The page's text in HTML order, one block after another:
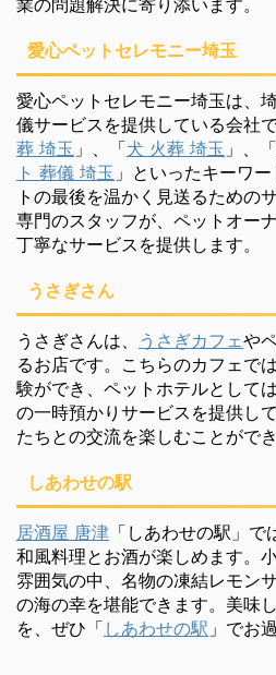
業の問題解決に寄り添います。
愛心ペットセレモニー埼玉
愛心ペットセレモニー埼玉は、
儀サービスを提供している会社
葬 埼玉 」、「犬 火葬 埼玉 」、「
ト 葬儀 埼玉 」といったキーワ
トの最後を温かく見送るための
専門のスタッフが、ペットオー
丁寧なサービスを提供します。
うさぎさん
うさぎさんは、 うさぎカフェや
るお店です。こちらのカフェで
験ができ、ペットホテルとして
の一時預かりサービスを提供し
たちとの交流を楽しむことがで
しあわせの駅
居酒屋 唐津 「しあわせの駅」
和風料理とお酒が楽しめます。
雰囲気の中、名物の凍結レモン
の海の幸を堪能できます。美味
を、ぜひ「 しあわせの駅 」でお